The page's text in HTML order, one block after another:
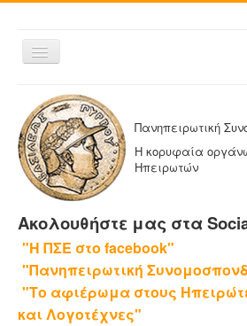
Εναλλαγή
πλοήγησης
ΑΡΧΙΚΗ
Η ΠΑΝΗΠΕΙΡΩΤΙΚΗ
ΔΕΛΤΙΑ ΤΥΠΟΥ
ΑΔΕΛΦΟΤΗΤΕΣ-ΟΜΟΣΠΟΝΔΙΕΣ
Η ΕΦΗΜΕΡΙΔΑ ΜΑΣ
ΕΦΗΜΕΡΙΔΕΣ ΑΔΕΛΦΟΤΗΤΩΝ
ΕΠΙΚΟΙΝΩΝΙΑ
Πανηπειρωτική
Η κορυφαία
Ηπειρωτών
Ακολουθήστε μας στα
"Η ΠΣΕ στο facebook"
"Πανηπειρωτική
"Το αφιέρωμα στους
και Λογοτέχνες"